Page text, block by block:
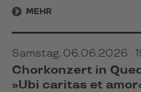
MEHR
Samstag, 06.06.2026 ·
Chorkonzert in
»Ubi caritas et